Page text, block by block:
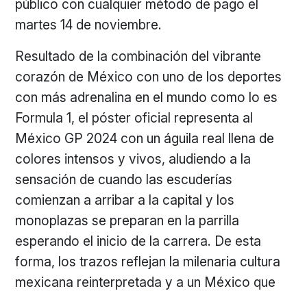
público con cualquier método de pago el
martes 14 de noviembre.
Resultado de la combinación del vibrante
corazón de México con uno de los deportes
con más adrenalina en el mundo como lo es
Formula 1, el póster oficial representa al
México GP 2024 con un águila real llena de
colores intensos y vivos, aludiendo a la
sensación de cuando las escuderías
comienzan a arribar a la capital y los
monoplazas se preparan en la parrilla
esperando el inicio de la carrera. De esta
forma, los trazos reflejan la milenaria cultura
mexicana reinterpretada y a un México que